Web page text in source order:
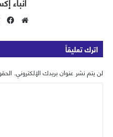
و
ق
ع
ا
ي
س
و
اترك تعليقاً
لن يتم نشر عنوان بريدك الإلكتروني.